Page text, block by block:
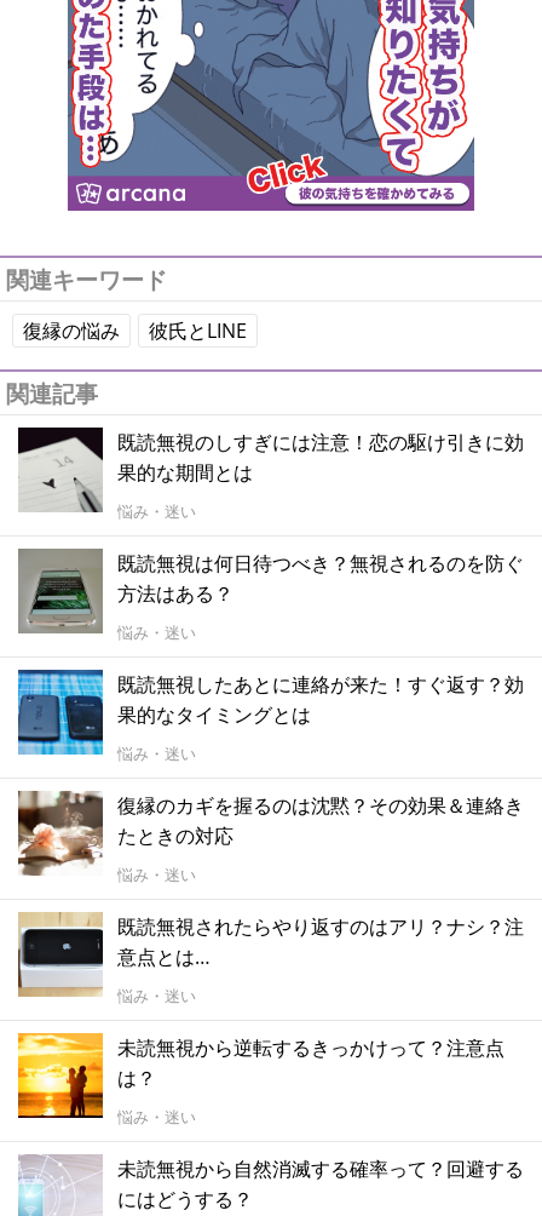
関連キーワード
復縁の悩み 彼氏とLINE
関連記事
既読無視のしすぎには注意！恋の駆け引きに効
果的な期間とは
悩み・迷い
既読無視は何日待つべき？無視されるのを防ぐ
方法はある？
悩み・迷い
既読無視したあとに連絡が来た！すぐ返す？効
果的なタイミングとは
悩み・迷い
復縁のカギを握るのは沈黙？その効果＆連絡き
たときの対応
悩み・迷い
既読無視されたらやり返すのはアリ？ナシ？注
意点とは…
悩み・迷い
未読無視から逆転するきっかけって？注意点
は？
悩み・迷い
未読無視から自然消滅する確率って？回避する
にはどうする？